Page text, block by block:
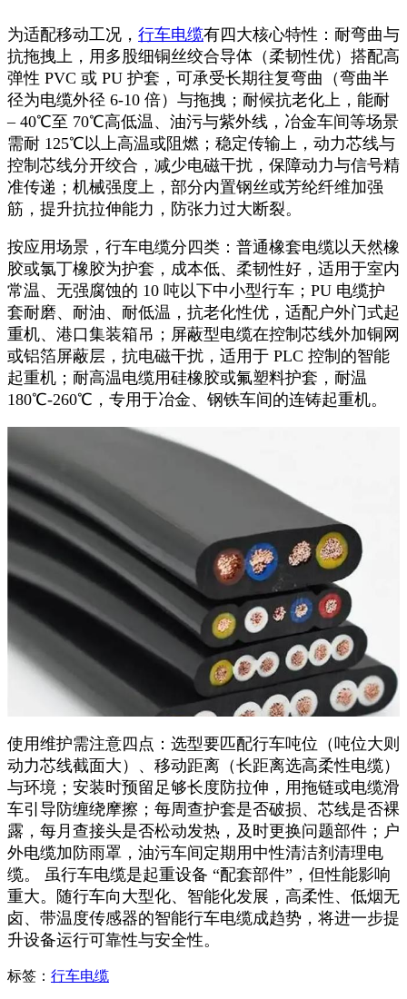
为适配移动工况， 行车电缆有四大核心特性：耐弯曲与
抗拖拽上，用多股细铜丝绞合导体（柔韧性优）搭配高
弹性 PVC 或 PU 护套，可承受长期往复弯曲（弯曲半
径为电缆外径 6-10 倍）与拖拽；耐候抗老化上，能耐
– 40℃至 70℃高低温、油污与紫外线，冶金车间等场景
需耐 125℃以上高温或阻燃；稳定传输上，动力芯线与
控制芯线分开绞合，减少电磁干扰，保障动力与信号精
准传递；机械强度上，部分内置钢丝或芳纶纤维加强
筋，提升抗拉伸能力，防张力过大断裂。​
按应用场景，行车电缆分四类：普通橡套电缆以天然橡
胶或氯丁橡胶为护套，成本低、柔韧性好，适用于室内
常温、无强腐蚀的 10 吨以下中小型行车；PU 电缆护
套耐磨、耐油、耐低温，抗老化性优，适配户外门式起
重机、港口集装箱吊；屏蔽型电缆在控制芯线外加铜网
或铝箔屏蔽层，抗电磁干扰，适用于 PLC 控制的智能
起重机；耐高温电缆用硅橡胶或氟塑料护套，耐温
180℃-260℃，专用于冶金、钢铁车间的连铸起重机。​
使用维护需注意四点：选型要匹配行车吨位（吨位大则
动力芯线截面大）、移动距离（长距离选高柔性电缆）
与环境；安装时预留足够长度防拉伸，用拖链或电缆滑
车引导防缠绕摩擦；每周查护套是否破损、芯线是否裸
露，每月查接头是否松动发热，及时更换问题部件；户
外电缆加防雨罩，油污车间定期用中性清洁剂清理电
缆。​ 虽行车电缆是起重设备 “配套部件”，但性能影响
重大。随行车向大型化、智能化发展，高柔性、低烟无
卤、带温度传感器的智能行车电缆成趋势，将进一步提
升设备运行可靠性与安全性。
标签： 行车电缆